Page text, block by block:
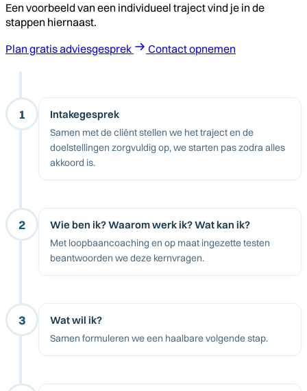
Een voorbeeld van een individueel traject vind je in de
stappen hiernaast.
Plan gratis adviesgesprek
Contact opnemen
1 Intakegesprek
Samen met de cliënt stellen we het traject en de
doelstellingen zorgvuldig op, we starten pas zodra alles
akkoord is.
2 Wie ben ik? Waarom werk ik? Wat kan ik?
Met loopbaancoaching en op maat ingezette testen
beantwoorden we deze kernvragen.
3 Wat wil ik?
Samen formuleren we een haalbare volgende stap.